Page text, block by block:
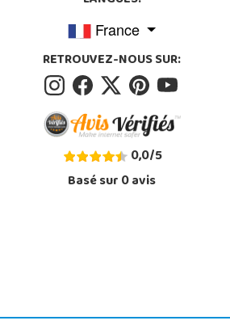
France
RETROUVEZ-NOUS SUR:
0,0/5
Basé sur0avis